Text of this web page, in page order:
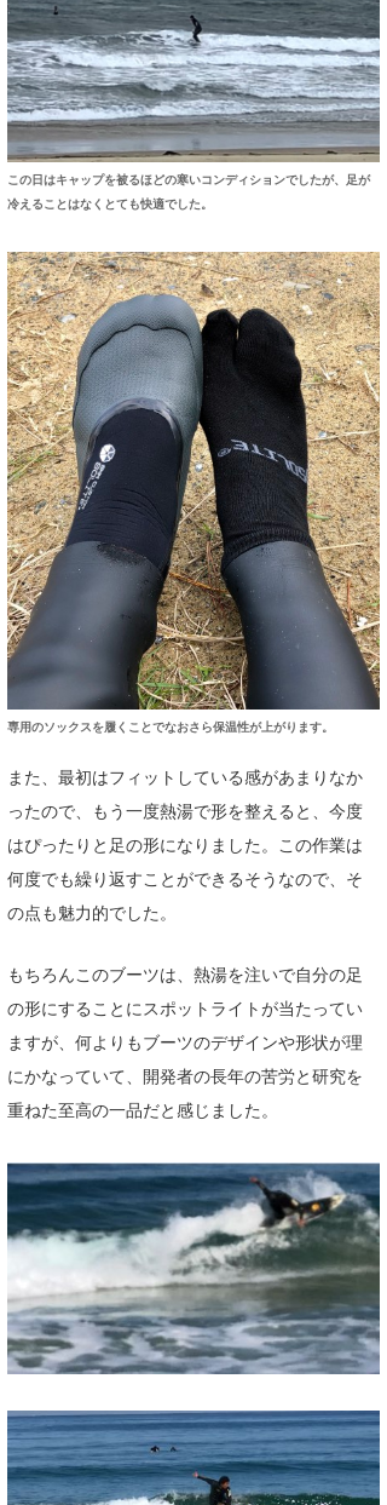
この日はキャップを被るほどの寒いコンディションでしたが、足が
冷えることはなくとても快適でした。
専用のソックスを履くことでなおさら保温性が上がります。
また、最初はフィットしている感があまりなか
ったので、もう一度熱湯で形を整えると、今度
はぴったりと足の形になりました。この作業は
何度でも繰り返すことができるそうなので、そ
の点も魅力的でした。
もちろんこのブーツは、熱湯を注いで自分の足
の形にすることにスポットライトが当たってい
ますが、何よりもブーツのデザインや形状が理
にかなっていて、開発者の長年の苦労と研究を
重ねた至高の一品だと感じました。
まっきー
三輪予報士
小川予報士
上田純子
上條将美
唐澤予報士
SancheZ
ゴン
米山予報士
wanda
予報士 hiro.
banpaku
Romisea